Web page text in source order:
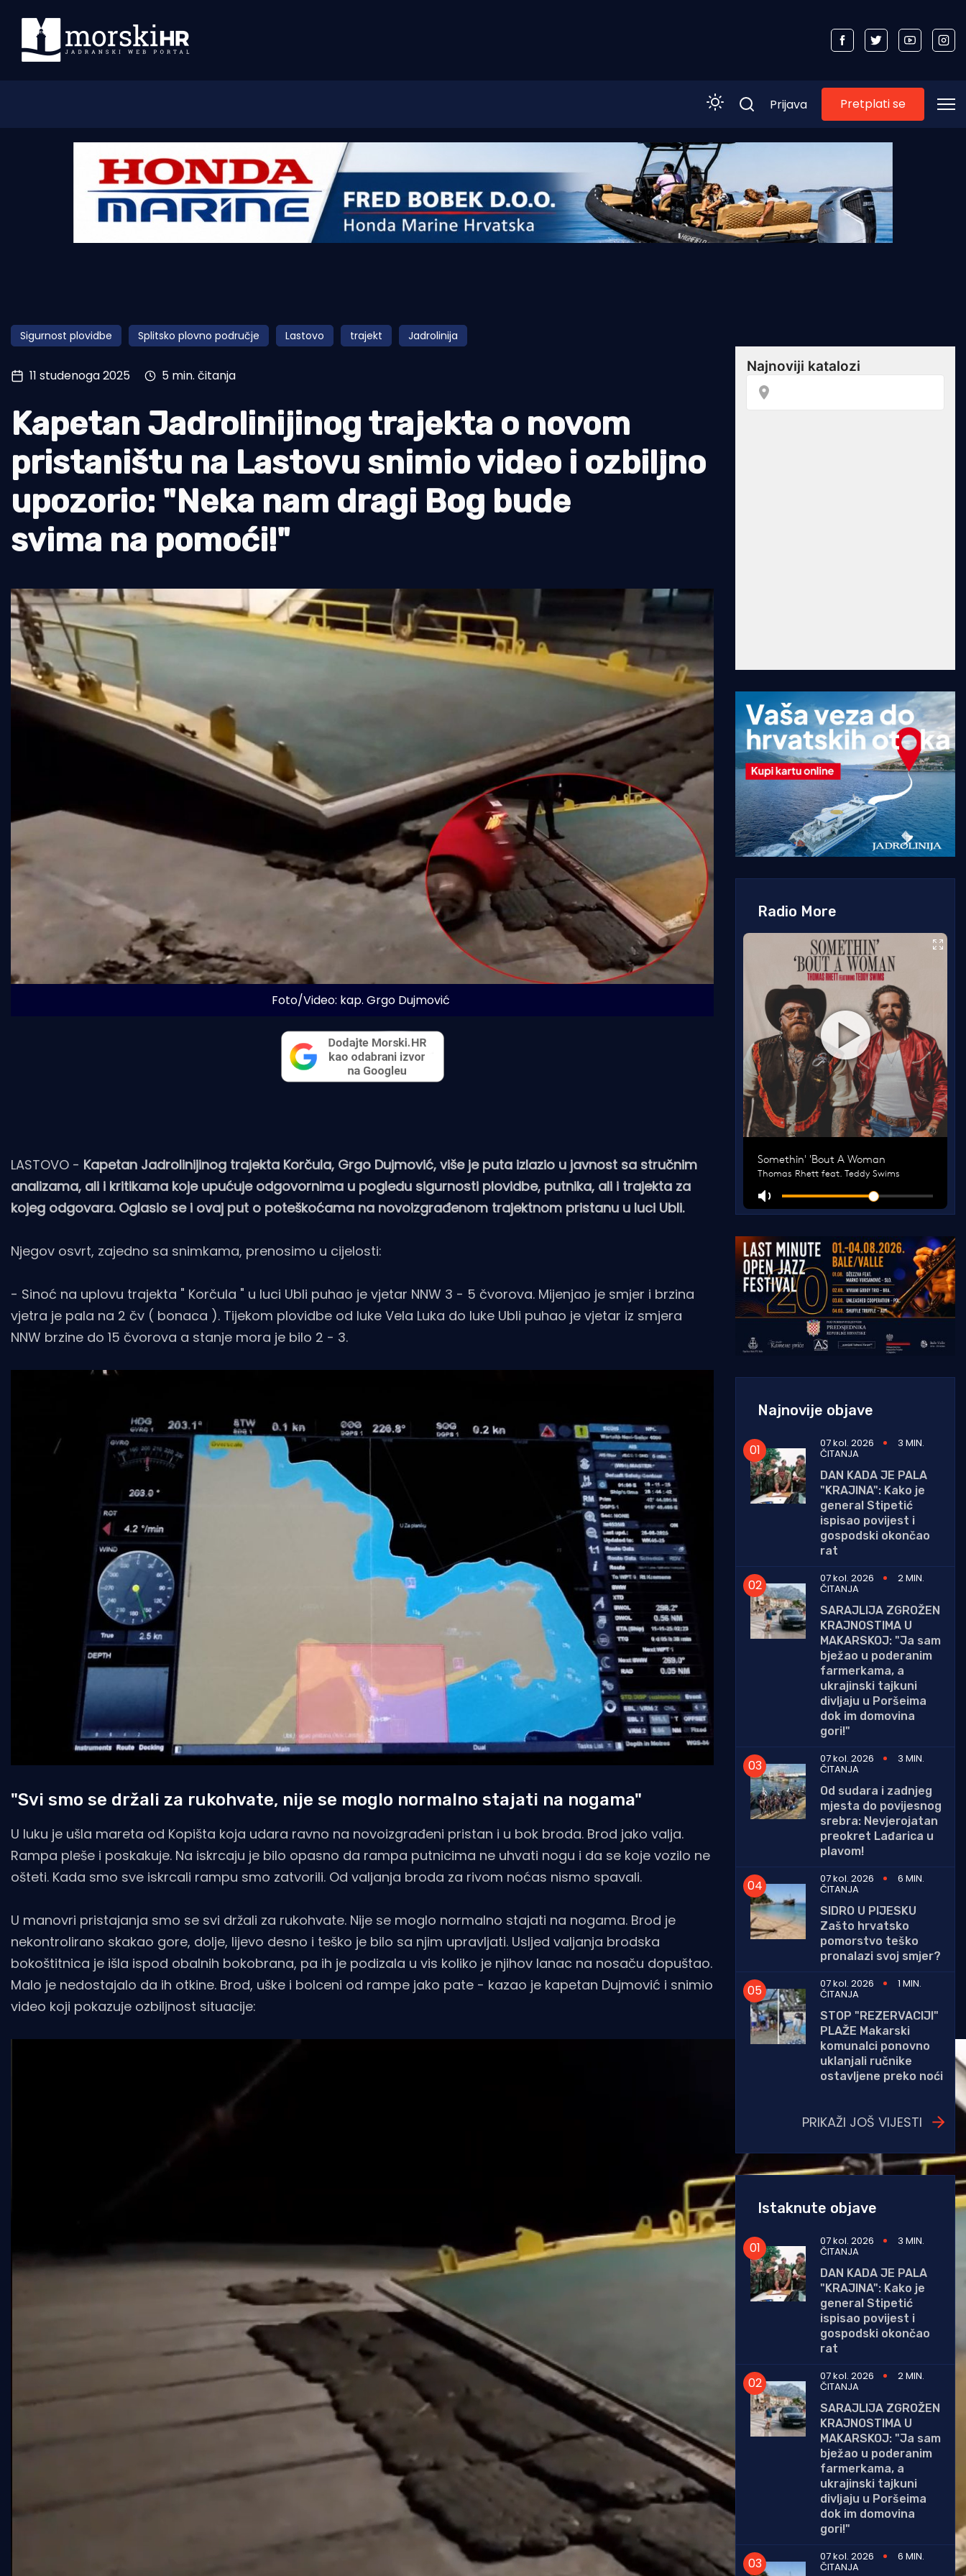
Morski plus
Pomorstvo
Ribolov
Tradicija i kultura
Prijava Pretplati se
Sigurnost plovidbe Splitsko plovno područje Lastovo trajekt Jadrolinija
11 studenoga 2025 5 min. čitanja
Kapetan Jadrolinijinog trajekta o novom
pristaništu na Lastovu snimio video i ozbiljno
upozorio: "Neka nam dragi Bog bude
svima na pomoći!"
Foto/Video: kap. Grgo Dujmović
LASTOVO - Kapetan Jadrolinijinog trajekta Korčula, Grgo Dujmović, više je puta izlazio u javnost sa stručnim
analizama, ali i kritikama koje upućuje odgovornima u pogledu sigurnosti plovidbe, putnika, ali i trajekta za
kojeg odgovara. Oglasio se i ovaj put o poteškoćama na novoizgrađenom trajektnom pristanu u luci Ubli.
Njegov osvrt, zajedno sa snimkama, prenosimo u cijelosti:
- Sinoć na uplovu trajekta " Korčula " u luci Ubli puhao je vjetar NNW 3 - 5 čvorova. Mijenjao je smjer i brzina
vjetra je pala na 2 čv ( bonaca ). Tijekom plovidbe od luke Vela Luka do luke Ubli puhao je vjetar iz smjera
NNW brzine do 15 čvorova a stanje mora je bilo 2 - 3.
"Svi smo se držali za rukohvate, nije se moglo normalno stajati na nogama"
U luku je ušla mareta od Kopišta koja udara ravno na novoizgrađeni pristan i u bok broda. Brod jako valja.
Rampa pleše i poskakuje. Na iskrcaju je bilo opasno da rampa putnicima ne uhvati nogu i da se koje vozilo ne
ošteti. Kada smo sve iskrcali rampu smo zatvorili. Od valjanja broda za rivom noćas nismo spavali.
U manovri pristajanja smo se svi držali za rukohvate. Nije se moglo normalno stajati na nogama. Brod je
nekontrolirano skakao gore, dolje, lijevo desno i teško je bilo sa njim upravljati. Usljed valjanja brodska
bokoštitnica je išla ispod obalnih bokobrana, pa ih je podizala u vis koliko je njihov lanac na nosaču dopuštao.
Malo je nedostajalo da ih otkine. Brod, uške i bolceni od rampe jako pate - kazao je kapetan Dujmović i snimio
video koji pokazuje ozbiljnost situacije:
Radio More
Najnovije objave
07 kol. 2026 3 MIN.
ČITANJA
DAN KADA JE PALA
"KRAJINA": Kako je
general Stipetić
ispisao povijest i
gospodski okončao
rat
07 kol. 2026
2 MIN.
ČITANJA
SARAJLIJA ZGROŽEN
KRAJNOSTIMA U
MAKARSKOJ: "Ja sam
bježao u poderanim
farmerkama, a
ukrajinski tajkuni
divljaju u Poršeima
dok im domovina
gori!"
07 kol. 2026
3 MIN.
ČITANJA
Od sudara i zadnjeg
mjesta do povijesnog
srebra: Nevjerojatan
preokret Lađarica u
plavom!
07 kol. 2026
6 MIN.
ČITANJA
SIDRO U PIJESKU
Zašto hrvatsko
pomorstvo teško
pronalazi svoj smjer?
07 kol. 2026
1 MIN.
ČITANJA
STOP "REZERVACIJI"
PLAŽE Makarski
komunalci ponovno
uklanjali ručnike
ostavljene preko noći
PRIKAŽI JOŠ VIJESTI
Istaknute objave
07 kol. 2026 3 MIN.
ČITANJA
DAN KADA JE PALA
"KRAJINA": Kako je
general Stipetić
ispisao povijest i
gospodski okončao
rat
07 kol. 2026
2 MIN.
ČITANJA
SARAJLIJA ZGROŽEN
KRAJNOSTIMA U
MAKARSKOJ: "Ja sam
bježao u poderanim
farmerkama, a
ukrajinski tajkuni
divljaju u Poršeima
dok im domovina
gori!"
07 kol. 2026
6 MIN.
ČITANJA